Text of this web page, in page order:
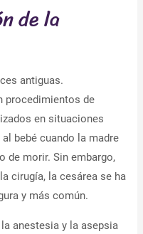
de la
antiguas.
procedimientos de
en situaciones
bebé cuando la madre
de morir. Sin embargo,
cirugía, la cesárea se ha
y más común.
anestesia y la asepsia